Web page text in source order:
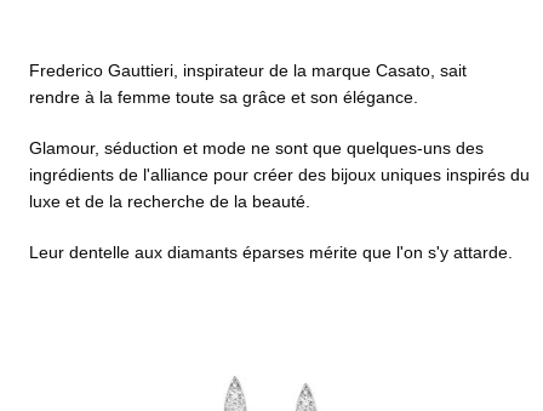
Frederico Gauttieri, inspirateur de la marque Casato, sait
rendre à la femme toute sa grâce et son élégance.
Glamour, séduction et mode ne sont que quelques-uns des
ingrédients de l'alliance pour créer des bijoux uniques inspirés du
luxe et de la recherche de la beauté.
Leur dentelle aux diamants éparses mérite que l'on s'y attarde.